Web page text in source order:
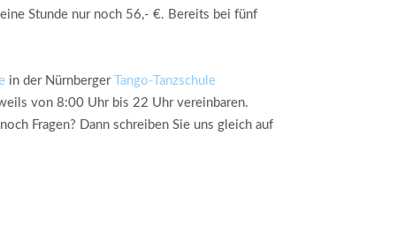
Stunde nur noch 56,- €. Bereits bei fünf
in der Nürnberger
Tango-Tanzschule
von 8:00 Uhr bis 22 Uhr vereinbaren.
Fragen? Dann schreiben Sie uns gleich auf